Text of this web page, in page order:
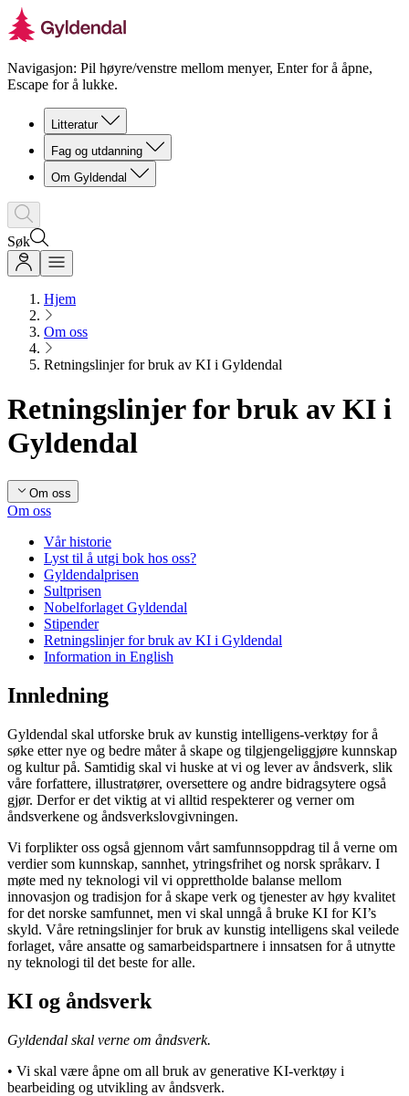
Navigasjon: Pil høyre/venstre mellom menyer, Enter for å åpne,
Escape for å lukke.
Litteratur
Fag og utdanning
Om Gyldendal
Søk
Hjem
Om oss
Retningslinjer for bruk av KI i Gyldendal
Retningslinjer for bruk av KI i
Gyldendal
Om oss
Om oss
Vår historie
Lyst til å utgi bok hos oss?
Gyldendalprisen
Sultprisen
Nobelforlaget Gyldendal
Stipender
Retningslinjer for bruk av KI i Gyldendal
Information in English
Innledning
Gyldendal skal utforske bruk av kunstig intelligens-verktøy for å
søke etter nye og bedre måter å skape og tilgjengeliggjøre kunnskap
og kultur på. Samtidig skal vi huske at vi og lever av åndsverk, slik
våre forfattere, illustratører, oversettere og andre bidragsytere også
gjør. Derfor er det viktig at vi alltid respekterer og verner om
åndsverkene og åndsverkslovgivningen.
Vi forplikter oss også gjennom vårt samfunnsoppdrag til å verne om
verdier som kunnskap, sannhet, ytringsfrihet og norsk språkarv. I
møte med ny teknologi vil vi opprettholde balanse mellom
innovasjon og tradisjon for å skape verk og tjenester av høy kvalitet
for det norske samfunnet, men vi skal unngå å bruke KI for KI’s
skyld. Våre retningslinjer for bruk av kunstig intelligens skal veilede
forlaget, våre ansatte og samarbeidspartnere i innsatsen for å utnytte
ny teknologi til det beste for alle.
KI og åndsverk
Gyldendal skal verne om åndsverk.
• Vi skal være åpne om all bruk av generative KI-verktøy i
bearbeiding og utvikling av åndsverk.